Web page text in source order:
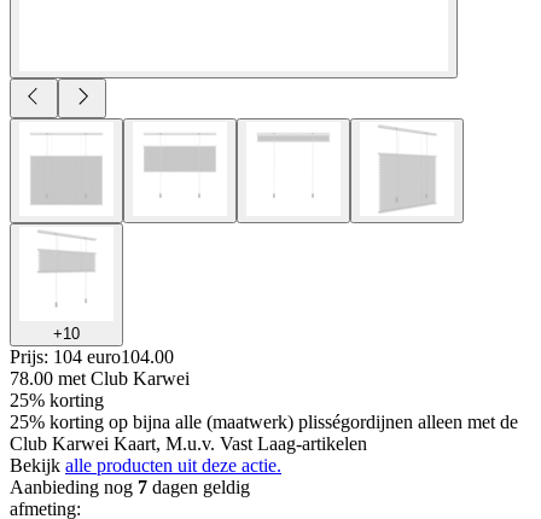
+10
Prijs: 104 euro104.00
78.00 met Club Karwei
25% korting
25% korting op bijna alle (maatwerk) plisségordijnen alleen met de
Club Karwei Kaart, M.u.v. Vast Laag-artikelen
Bekijk alle producten uit deze actie.
Aanbieding nog 7 dagen geldig
afmeting: